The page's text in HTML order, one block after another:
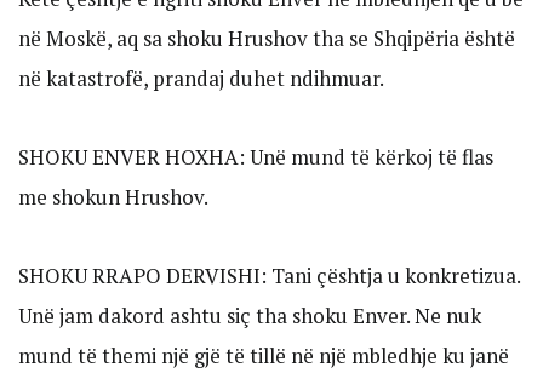
në Moskë, aq sa shoku Hrushov tha se Shqipëria është
në katastrofë, prandaj duhet ndihmuar.
SHOKU ENVER HOXHA: Unë mund të kërkoj të flas
me shokun Hrushov.
SHOKU RRAPO DERVISHI: Tani çështja u konkretizua.
Unë jam dakord ashtu siç tha shoku Enver. Ne nuk
mund të themi një gjë të tillë në një mbledhje ku janë